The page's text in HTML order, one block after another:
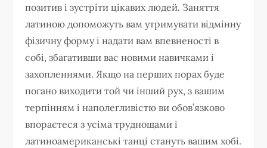
позитив і зустріти цікавих людей. Заняття
латиною допоможуть вам утримувати відмінну
фізичну форму і надати вам впевненості в
собі, збагативши вас новими навичками і
захопленнями. Якщо на перших порах буде
погано виходити той чи інший рух, з вашим
терпінням і наполегливістю ви обов’язково
впораєтеся з усіма труднощами і
латиноамериканські танці стануть вашим хобі.